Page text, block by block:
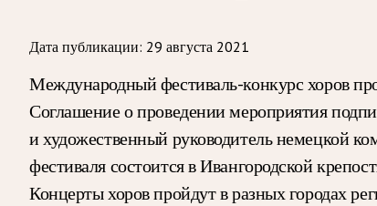
Дата публикации: 29 августа 2021
Международный фестиваль-конкурс хоров
Соглашение о проведении мероприятия
и художественный руководитель немецкой
фестиваля состоится в Ивангородской
Концерты хоров пройдут в разных городах